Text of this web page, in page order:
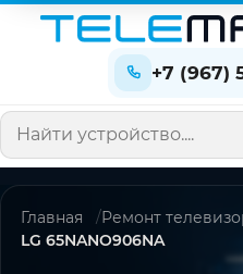
+7 (967)
Поиск по сайту
Главная
Ремонт
LG 65NANO906NA